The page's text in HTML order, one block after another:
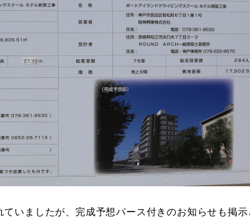
いましたが、完成予想パース付きのお知らせも掲示